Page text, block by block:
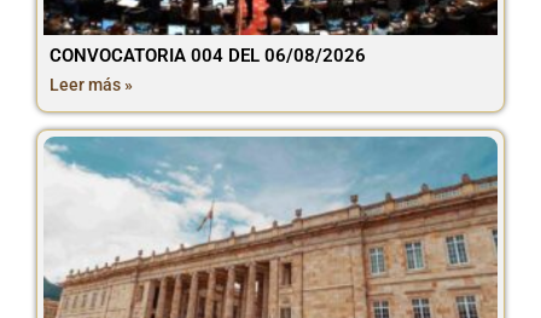
CONVOCATORIA 004 DEL 06/08/2026
Leer más »